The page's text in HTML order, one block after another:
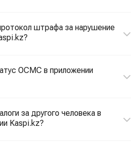
штрафа за нарушение
ОСМС в приложении
за другого человека в
Kaspi.kz?